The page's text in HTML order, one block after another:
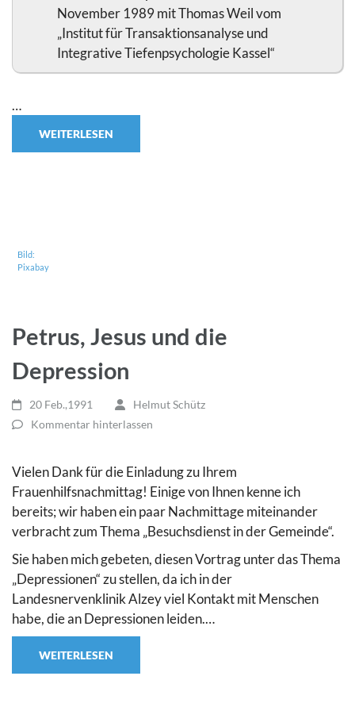
November 1989 mit Thomas Weil vom
„Institut für Transaktionsanalyse und
Integrative Tiefenpsychologie Kassel“
…
WEITERLESEN
Bild:
Pixabay
Petrus, Jesus und die
Depression
20 Feb.,1991
Helmut Schütz
Kommentar hinterlassen
Vielen Dank für die Einladung zu Ihrem
Frauenhilfsnachmittag! Einige von Ihnen kenne ich
bereits; wir haben ein paar Nachmittage miteinander
verbracht zum Thema „Besuchsdienst in der Gemeinde“.
Sie haben mich gebeten, diesen Vortrag unter das Thema
„Depressionen“ zu stellen, da ich in der
Landesnervenklinik Alzey viel Kontakt mit Menschen
habe, die an Depressionen leiden.…
WEITERLESEN